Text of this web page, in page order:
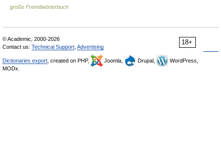
große Fremdwörterbuch
18+
© Academic, 2000-2026
Contact us: Technical Support Advertising
Dictionaries export , created on PHP, Joomla, Drupal,
WordPress,
MODx.